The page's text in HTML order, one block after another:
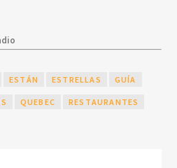
ESTÁN ESTRELLAS GUÍA
QUEBEC RESTAURANTES